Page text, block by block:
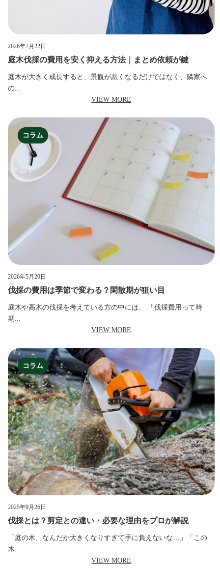
2026年7月22日
庭木伐採の費用を安く抑える方法｜まとめ依頼が鍵
庭木が大きく成長すると、景観が悪くなるだけではなく、隣家へ
の...
VIEW MORE
コラム
2026年5月20日
伐採の費用は季節で変わる？閑散期が狙い目
庭木や高木の伐採を考えている方の中には、 「伐採費用って時
期...
VIEW MORE
コラム
2025年9月26日
伐採とは？剪定との違い・必要な理由をプロが解説
「庭の木、なんだか大きくなりすぎて手に負えないな…」「この
木...
VIEW MORE